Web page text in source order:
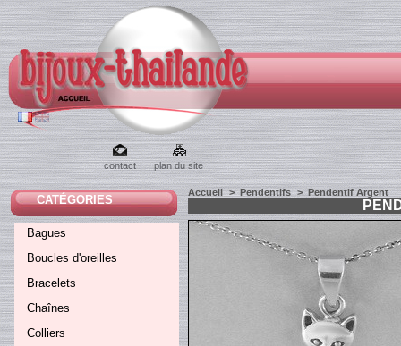
contact plan du site
CATÉGORIES
Bagues
Boucles d'oreilles
Bracelets
Chaînes
Colliers
Accueil > Pendentifs > Pendentif Argent